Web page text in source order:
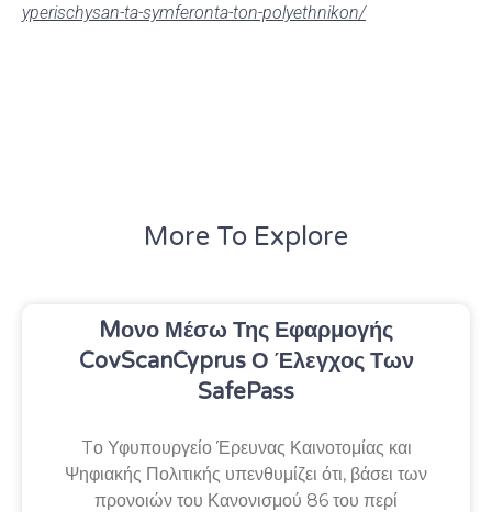
yperischysan-ta-symferonta-ton-polyethnikon/
More To Explore
Mονο Μέσω Της Εφαρμογής
CovScanCyprus Ο Έλεγχος Των
SafePass
Tο Υφυπουργείο Έρευνας Καινοτομίας και
Ψηφιακής Πολιτικής υπενθυμίζει ότι, βάσει των
προνοιών του Κανονισμού 86 του περί